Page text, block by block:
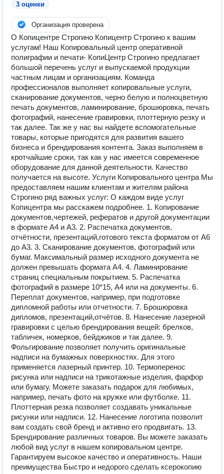
3 оценки
Организация проверена
О Копицентре Строгино Копицентр Строгино к вашим
услугам! Наш Копировальный центр оперативной
полиграфии и печати- КопиЦентр Строгино предлагает
большой перечень услуг и выпускаемой продукции
частным лицам и организациям. Команда
профессионалов выполняет копировальные услуги,
сканирование документов, черно белую и полноцветную
печать документов, ламинирование, брошюровка, печать
фотографий, нанесение гравировки, плоттерную резку и
так далее. Так же у нас вы найдете вспомогательные
товары, которые пригодятся для развития вашего
бизнеса и брендирования контента. Заказ выполняем в
кротчайшие сроки, так как у нас имеется современное
оборудование для данной деятельности. Качество
получается на высоте. Услуги Копировального центра Мы
предоставляем нашим клиентам и жителям района
Строгино ряд важных услуг: О каждом виде услуг
Копицентра мы расскажем подробнее. 1. Копирование
документов,чертежей, рефератов и другой документации
в формате А4 и А3. 2. Распечатка документов,
отчётности, презентаций,готового текста форматом от А6
до А3. 3. Сканирование документов, фотографий или
бумаг. Максимальный размер исходного документа не
должен превышать формата А4. 4. Ламинирование
страниц специальным покрытием. 5. Распечатка
фотографий в размере 10*15, А4 или на документы. 6.
Переплат документов, например, при подготовке
дипломной работы или отчетности. 7. Брошюровка
дипломов, презентаций,отчётов. 8. Нанесение лазерной
гравировки с целью брендирования вещей: брелков,
табличек, номерков, бейджиков и так далее. 9.
Фольгирование позволяет получить оригинальные
надписи на бумажных поверхностях. Для этого
применяется лазерный принтер. 10. Термоперенос
рисунка или надписи на трикотажные изделия, фарфор
или бумагу. Можете заказать подарок для любимых,
например, печать фото на кружке или футболке. 11.
Плоттерная резка позволяет создавать уникальные
рисунки или надписи. 12. Нанесение логотипа позволит
вам создать свой бренд и активно его продвигать. 13.
Брендирование различных товаров. Вы можете заказать
любой вид услуг в нашем копировальном центре.
Гарантируем высокое качество и оперативность. Наши
преимущества Быстро и недорого сделать ксерокопию